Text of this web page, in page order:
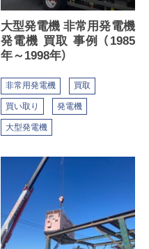
大型発電機 非常用発電機
発電機 買取 事例 （1985
年～1998年）
非常用発電機 買取
買い取り 発電機
大型発電機